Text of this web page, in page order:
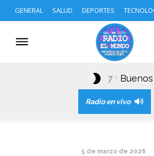
GENERAL SALUD DEPORTES
7 C
Radio en vivo
5 de marzo de 2026